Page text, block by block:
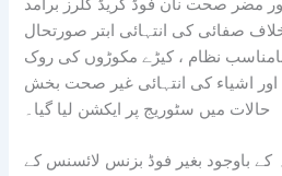
مضر صحت نان فوڈ گریڈ کلرز برآمد
صفائی کی انتہائی ابتر صورتحال
نظام ، کیڑے مکوڑوں کی روک
اور اشیاء کی انتہائی غیر صحت بخش
حالات میں سٹوریج پر ایکشن لیا گیا۔
کے باوجود بغیر فوڈ بزنس لائسنس کے